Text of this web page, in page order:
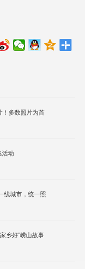
！多数照片为首
活动
线城市，统一照
乡好”崂山故事